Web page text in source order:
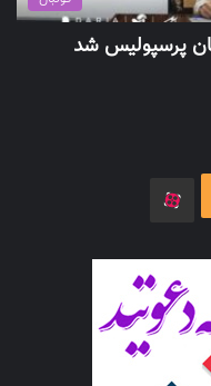
پرسپولیس شد
خوراک